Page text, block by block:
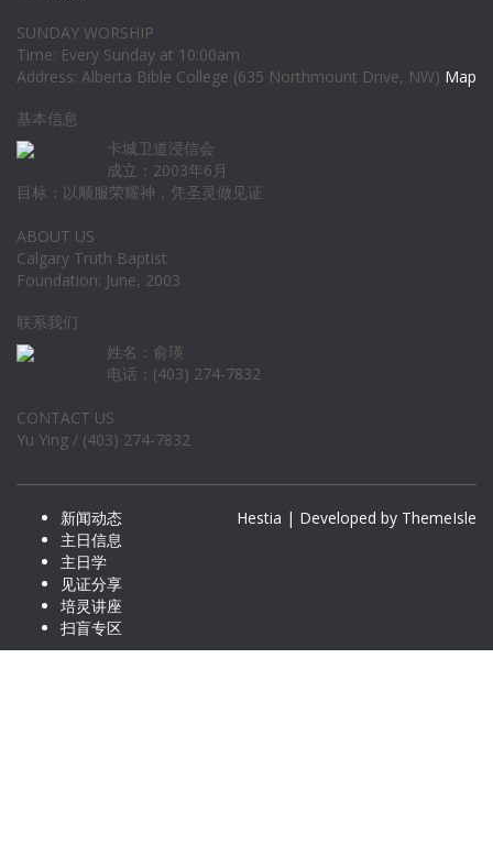
SUNDAY WORSHIP
Time: Every Sunday at 10:00am
Address: Alberta Bible College (635 Northmount Drive, NW) Map
基本信息
卡城卫道浸信会
成立：2003年6月
目标：以顺服荣耀神，凭圣灵做见证
ABOUT US
Calgary Truth Baptist
Foundation: June, 2003
联系我们
姓名：俞瑛
电话：(403) 274-7832
CONTACT US
Yu Ying / (403) 274-7832
新闻动态
主日信息
主日学
见证分享
培灵讲座
扫盲专区
Hestia | Developed by ThemeIsle